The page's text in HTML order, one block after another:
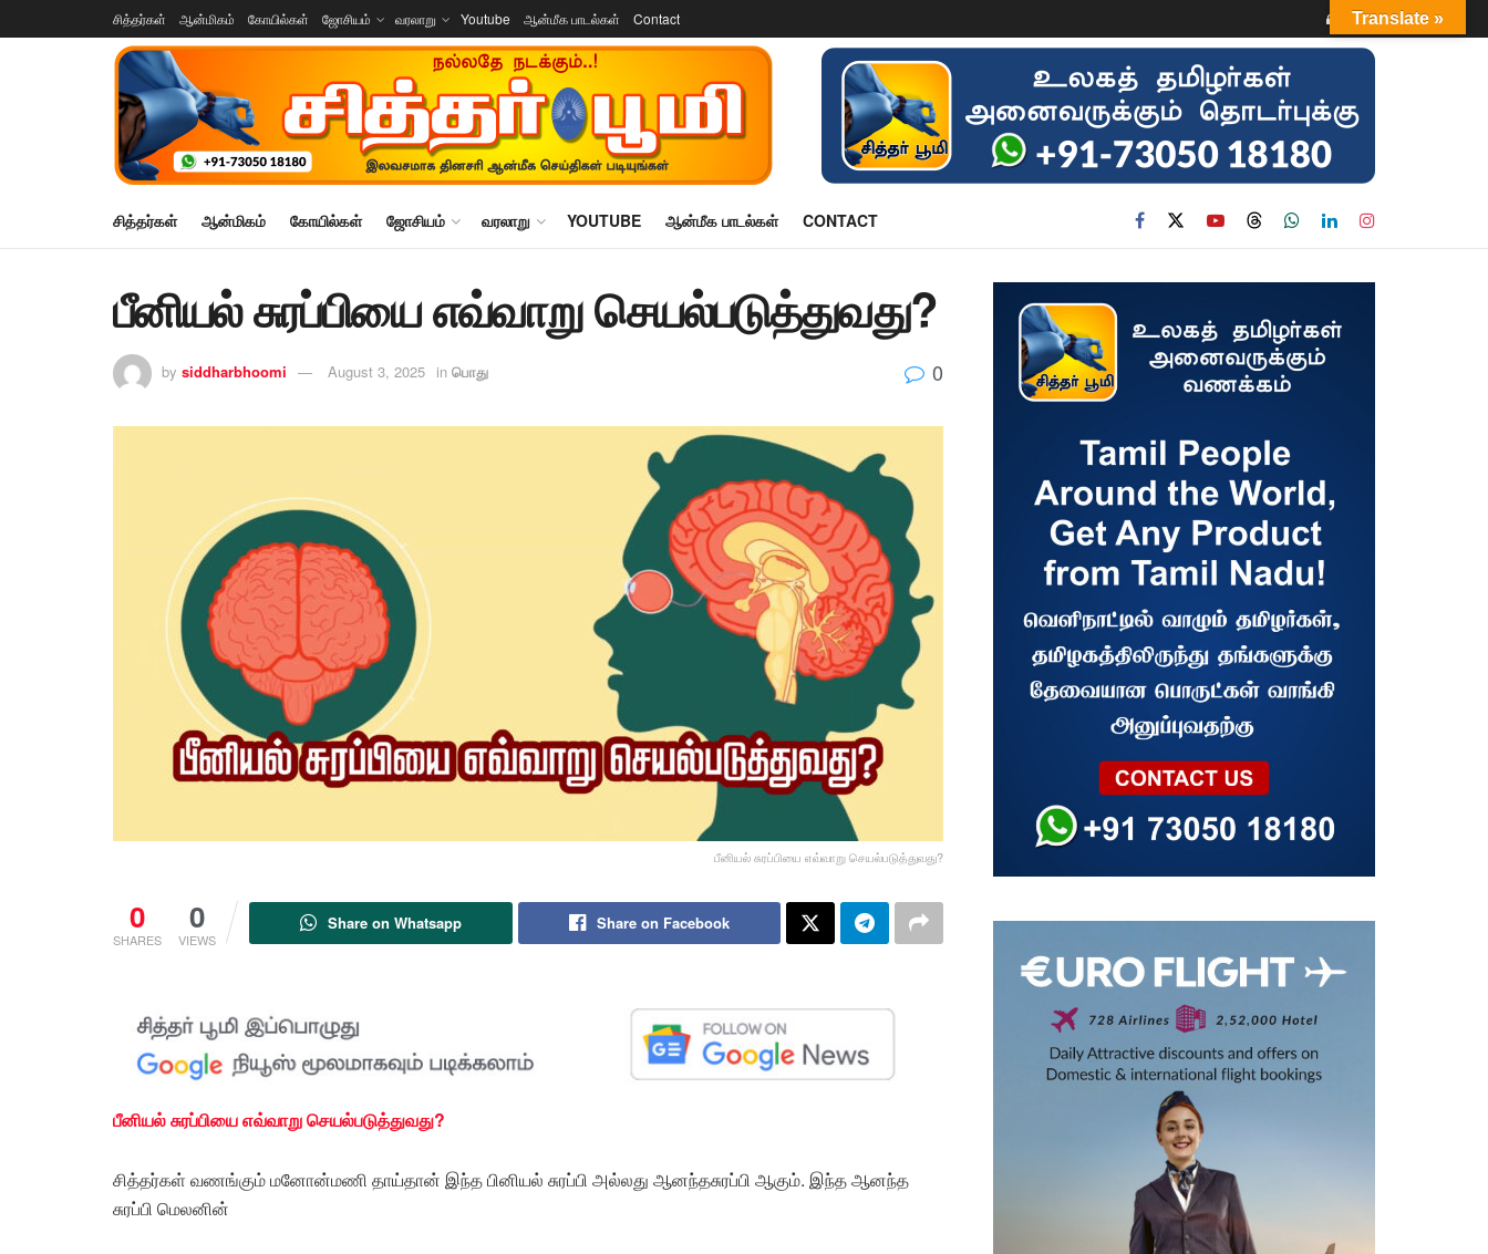
சித்தர்கள் ஆன்மிகம் கோயில்கள் ஜோசியம் வரலாறு Youtube ஆன்மீக பாடல்கள் Contact Login
சித்தர்கள் ஆன்மிகம் கோயில்கள் ஜோசியம் வரலாறு YOUTUBE ஆன்மீக பாடல்கள் CONTACT
பீனியல் சுரப்பியை எவ்வாறு செயல்படுத்துவது?
by siddharbhoomi August 3, 2025 in பொது 0
பீனியல் சுரப்பியை எவ்வாறு செயல்படுத்துவது?
0
SHARES
0
VIEWS
Share on Whatsapp Share on Facebook
பீனியல் சுரப்பியை எவ்வாறு செயல்படுத்துவது?
சித்தர்கள் வணங்கும் மனோன்மணி தாய்தான் இந்த பினியல் சுரப்பி அல்லது ஆனந்தசுரப்பி ஆகும். இந்த ஆனந்த
சுரப்பி மெலனின்
Translate »